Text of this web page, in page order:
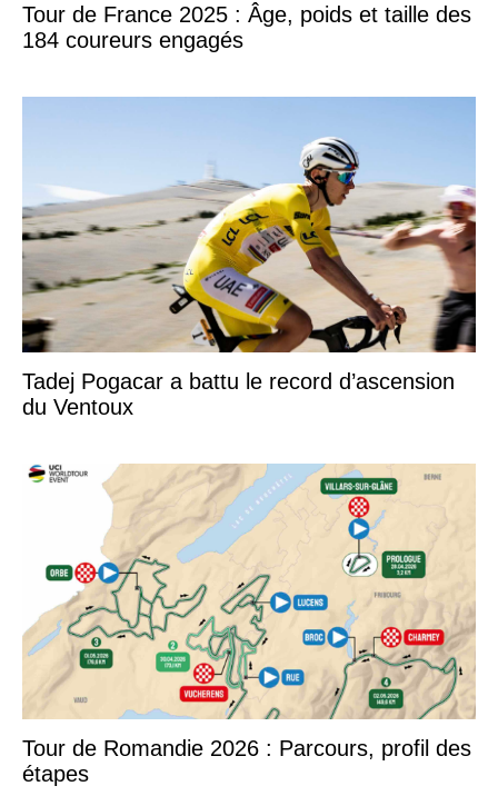
Tour de France 2025 : Âge, poids et taille des
184 coureurs engagés
Tadej Pogacar a battu le record d’ascension
du Ventoux
Tour de Romandie 2026 : Parcours, profil des
étapes